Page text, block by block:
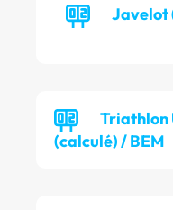
Javelot
Triathlon
(calculé) / BEM